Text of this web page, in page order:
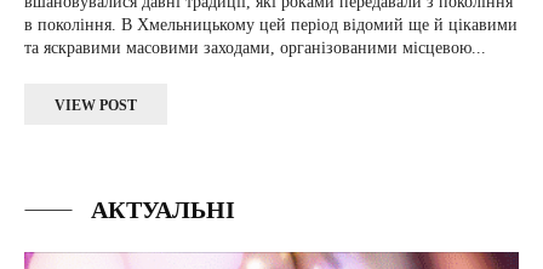
в покоління. В Хмельницькому цей період відомий ще й цікавими
та яскравими масовими заходами, організованими місцевою...
VIEW POST
АКТУАЛЬНІ